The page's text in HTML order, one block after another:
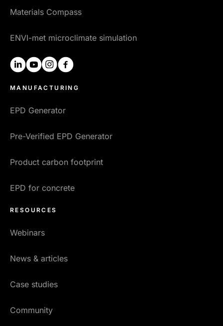
Materials Compass
ENVI-met microclimate simulation
linkedinyoutubeinstagram
MANUFACTURING
EPD Generator
Pre-Verified EPD Generator
Product carbon footprint
EPD for concrete
RESOURCES
Webinars
News & articles
Case studies
Community